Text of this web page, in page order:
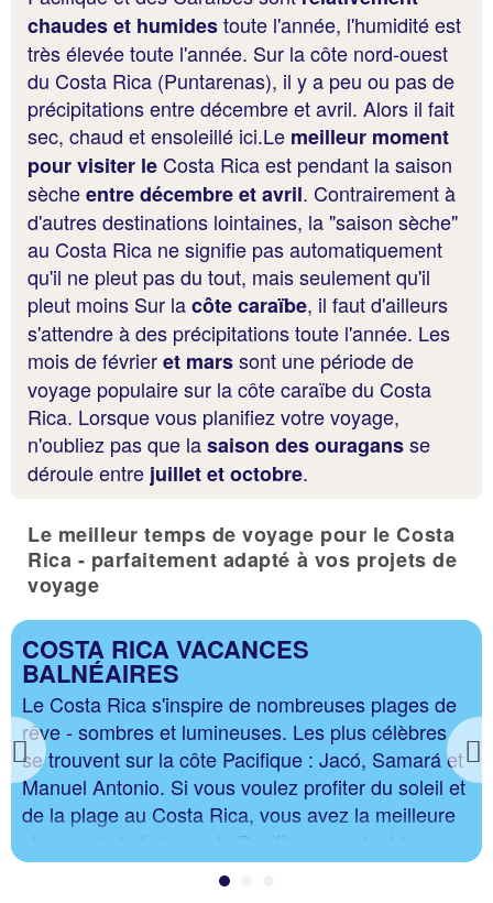
chaudes et humidestoute l'année, l'humidité est
très élevée toute l'année. Sur la côte nord-ouest
du Costa Rica (Puntarenas), il y a peu ou pas de
précipitations entre décembre et avril. Alors il fait
sec, chaud et ensoleillé ici.Le meilleur moment
pour visiter le Costa Rica est pendant la saison
sècheentre décembre et avril. Contrairement à
d'autres destinations lointaines, la "saison sèche"
au Costa Rica ne signifie pas automatiquement
qu'il ne pleut pas du tout, mais seulement qu'il
pleut moins Sur lacôte caraïbe, il faut d'ailleurs
s'attendre à des précipitations toute l'année. Les
mois de févrieret marssont une période de
voyage populaire sur la côte caraïbe du Costa
Rica. Lorsque vous planifiez votre voyage,
n'oubliez pas que lasaison des ouragansse
déroule entre juillet et octobre.
Le meilleur temps de voyage pour le Costa
Rica - parfaitement adapté à vos projets de
voyage
Previous
COSTA RICA VACANCES
BALNÉAIRES
Le Costa Rica s'inspire de nombreuses plages de
rêve - sombres et lumineuses. Les plus célèbres
se trouvent sur la côte Pacifique : Jacó, Samará et
Manuel Antonio. Si vous voulez profiter du soleil et
de la plage au Costa Rica, vous avez la meilleure
chance de le faire sur le Pacifique pendant la
saison sèche de janvier à mars.